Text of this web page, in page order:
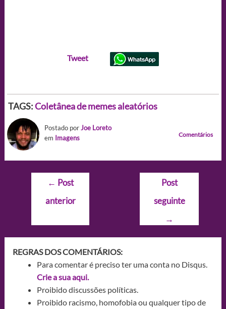
Tweet
TAGS:Coletânea de memes aleatórios
Postado porJoe Loreto
em Imagens Comentários
Navegação
Post
← Post
anterior
Post
seguinte
→
REGRAS DOS COMENTÁRIOS:
Para comentar é preciso ter uma conta no Disqus.
Crie a sua aqui.
Proibido discussões políticas.
Proibido racismo, homofobia ou qualquer tipo de